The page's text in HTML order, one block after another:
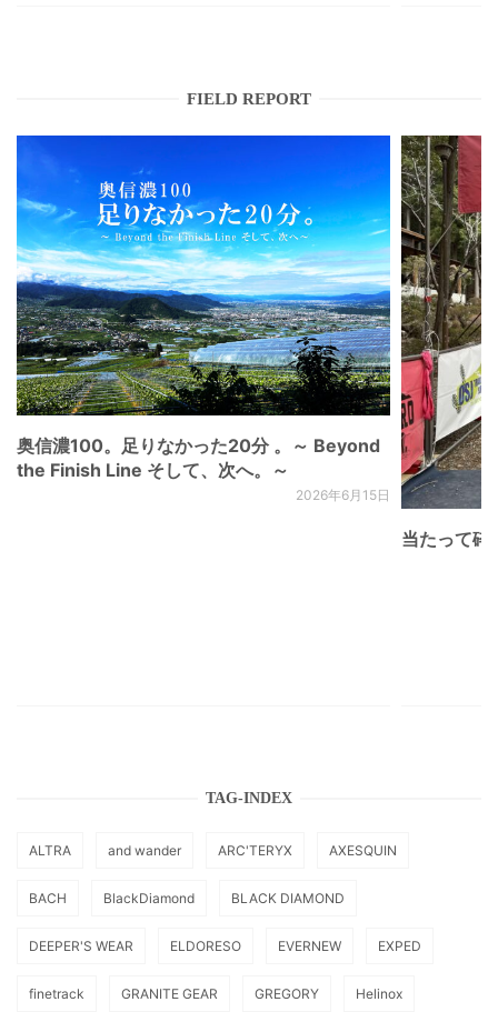
FIELD REPORT
奥信濃100。足りなかった20分 。～ Beyond
the Finish Line そして、次へ。～
2026年6月15日
当たって砕
TAG-INDEX
ALTRA and wander ARC'TERYX AXESQUIN
BACH BlackDiamond BLACK DIAMOND
DEEPER'S WEAR ELDORESO EVERNEW EXPED
finetrack GRANITE GEAR GREGORY Helinox